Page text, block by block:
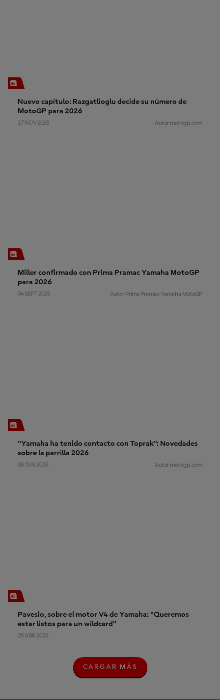
Nuevo capítulo: Razgatlioglu decide su número de
MotoGP para 2026
17 NOV 2025 Autor motogp.com
Miller confirmado con Prima Pramac Yamaha MotoGP
para 2026
04 SEPT 2025 Autor Prima Pramac Yamaha MotoGP
"Yamaha ha tenido contacto con Toprak": Novedades
sobre la parrilla 2026
06 JUN 2025 Autor motogp.com
Pavesio, sobre el motor V4 de Yamaha: "Queremos
estar listos para un wildcard"
25 ABR 2025
C
A
CARGAR MÁS